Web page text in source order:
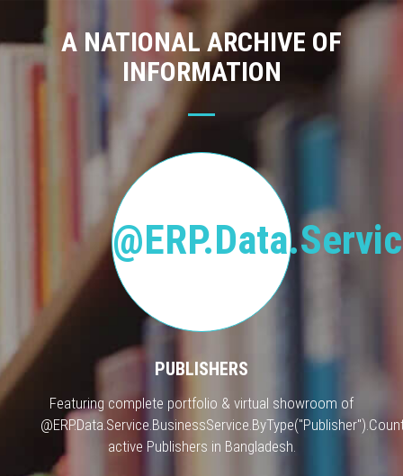
A NATIONAL ARCHIVE OF
INFORMATION
PUBLISHERS
Featuring complete portfolio & virtual showroom of
active Publishers in Bangladesh.